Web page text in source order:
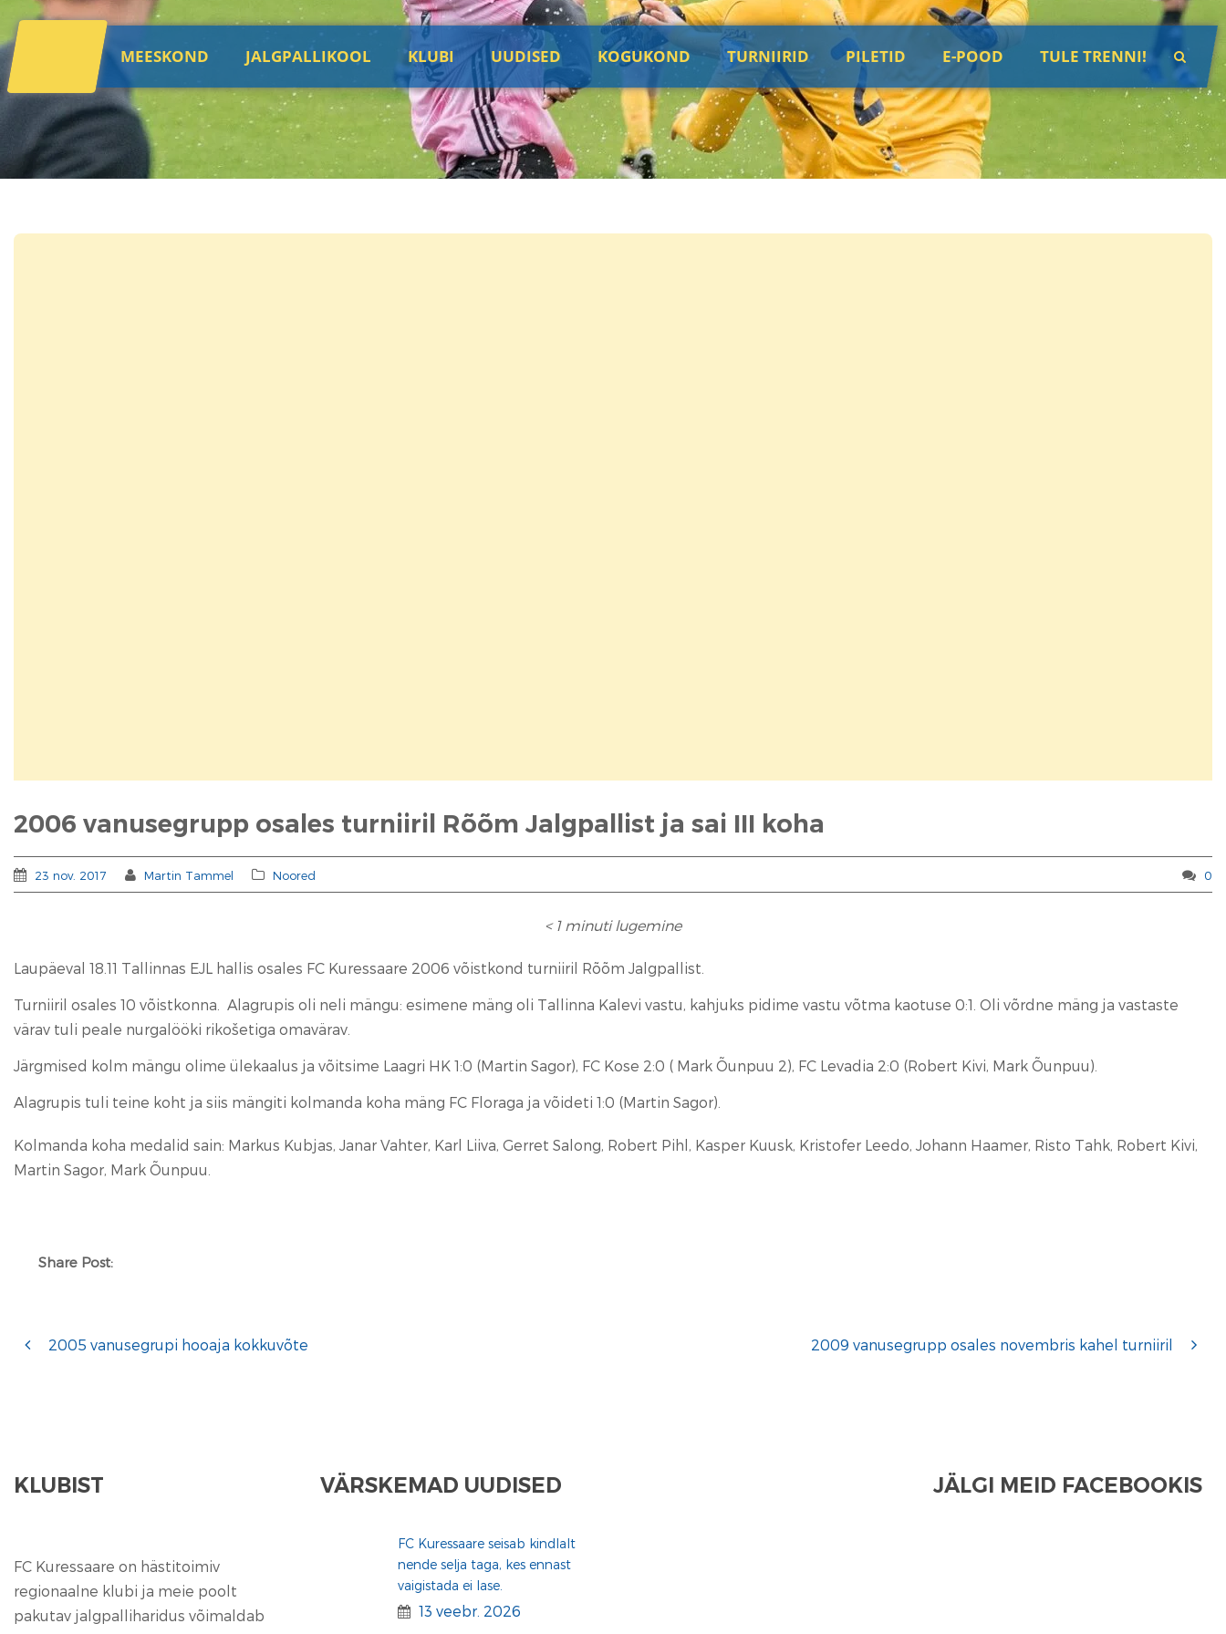
MEESKOND JALGPALLIKOOL KLUBI UUDISED KOGUKOND TURNIIRID PILETID E-POOD TULE TRENNI!
2006 vanusegrupp osales turniiril Rõõm Jalgpallist ja sai III koha
23 nov. 2017 Martin Tammel Noored 0
< 1 minuti lugemine
Laupäeval 18.11 Tallinnas EJL hallis osales FC Kuressaare 2006 võistkond turniiril Rõõm Jalgpallist.
Turniiril osales 10 võistkonna. Alagrupis oli neli mängu: esimene mäng oli Tallinna Kalevi vastu, kahjuks pidime vastu võtma kaotuse 0:1. Oli võrdne mäng ja vastaste
värav tuli peale nurgalööki rikošetiga omavärav.
Järgmised kolm mängu olime ülekaalus ja võitsime Laagri HK 1:0 (Martin Sagor), FC Kose 2:0 ( Mark Õunpuu 2), FC Levadia 2:0 (Robert Kivi, Mark Õunpuu).
Alagrupis tuli teine koht ja siis mängiti kolmanda koha mäng FC Floraga ja võideti 1:0 (Martin Sagor).
Kolmanda koha medalid sain: Markus Kubjas, Janar Vahter, Karl Liiva, Gerret Salong, Robert Pihl, Kasper Kuusk, Kristofer Leedo, Johann Haamer, Risto Tahk, Robert Kivi,
Martin Sagor, Mark Õunpuu.
Share Post:
2005 vanusegrupi hooaja kokkuvõte 2009 vanusegrupp osales novembris kahel turniiril
KLUBIST
FC Kuressaare on hästitoimiv
regionaalne klubi ja meie poolt
pakutav jalgpalliharidus võimaldab
VÄRSKEMAD UUDISED
FC Kuressaare seisab kindlalt
nende selja taga, kes ennast
vaigistada ei lase.
13 veebr. 2026
JÄLGI MEID FACEBOOKIS